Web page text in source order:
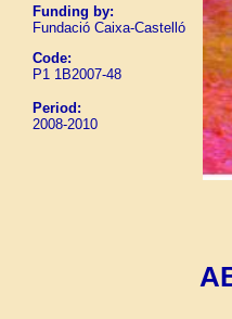
Funding by:
Fundació Caixa-Castelló
Code:
P1 1B2007-48
Period:
2008-2010